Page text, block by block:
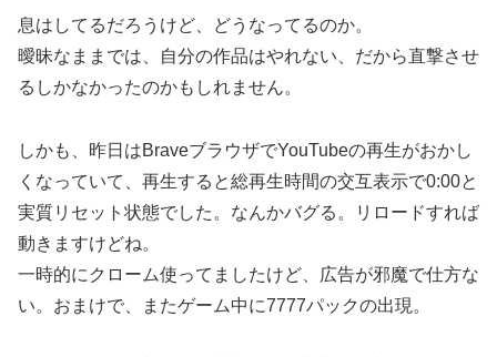
息はしてるだろうけど、どうなってるのか。
曖昧なままでは、自分の作品はやれない、だから直撃させ
るしかなかったのかもしれません。
しかも、昨日はBraveブラウザでYouTubeの再生がおかし
くなっていて、再生すると総再生時間の交互表示で0:00と
実質リセット状態でした。なんかバグる。リロードすれば
動きますけどね。
一時的にクローム使ってましたけど、広告が邪魔で仕方な
い。おまけで、またゲーム中に7777パックの出現。